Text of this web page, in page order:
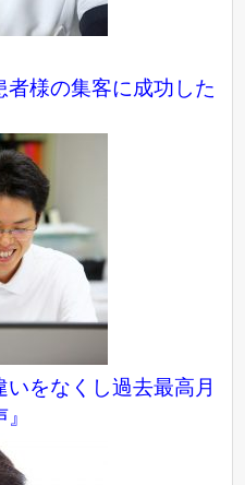
者様の集客に成功した
いをなくし過去最高月